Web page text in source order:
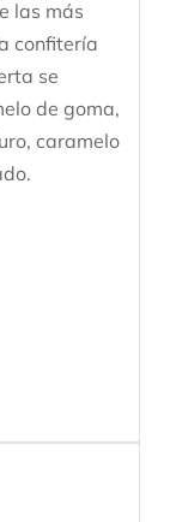
las más
confitería
se
de goma,
caramelo